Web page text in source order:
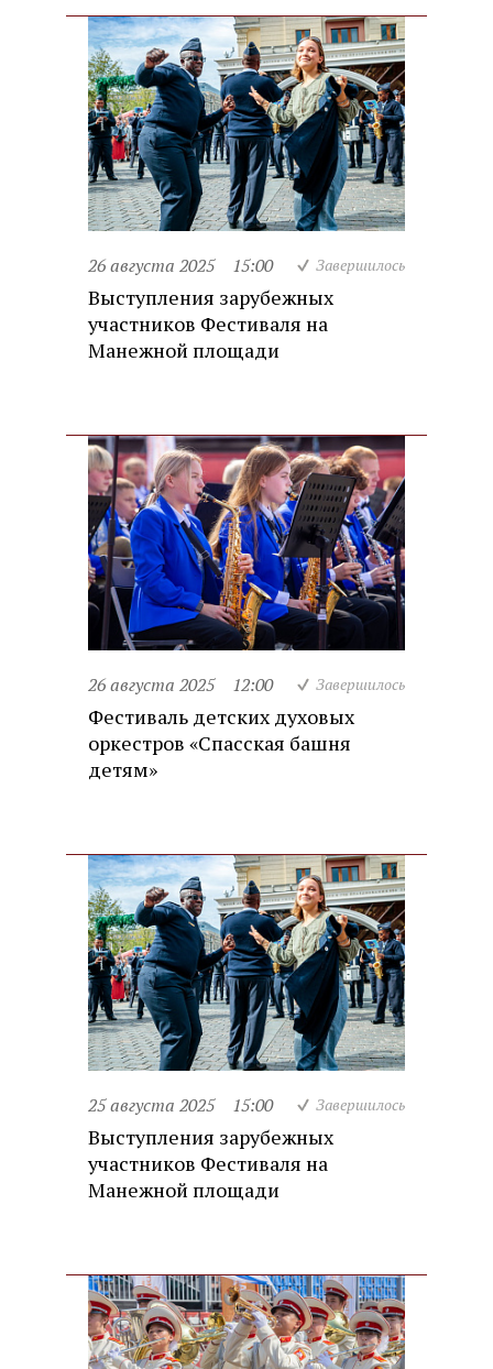
26 августа 2025 15:00 Завершилось
Выступления зарубежных
участников Фестиваля на
Манежной площади
26 августа 2025 12:00 Завершилось
Фестиваль детских духовых
оркестров «Спасская башня
детям»
25 августа 2025 15:00 Завершилось
Выступления зарубежных
участников Фестиваля на
Манежной площади